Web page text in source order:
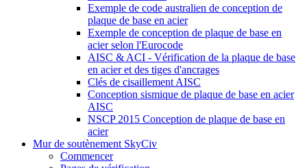
Exemple de code australien de conception de
plaque de base en acier
Exemple de conception de plaque de base en
acier selon l'Eurocode
AISC & ACI - Vérification de la plaque de base
en acier et des tiges d'ancrages
Clés de cisaillement AISC
Conception sismique de plaque de base en acier
AISC
NSCP 2015 Conception de plaque de base en
acier
Mur de soutènement SkyCiv
Commencer